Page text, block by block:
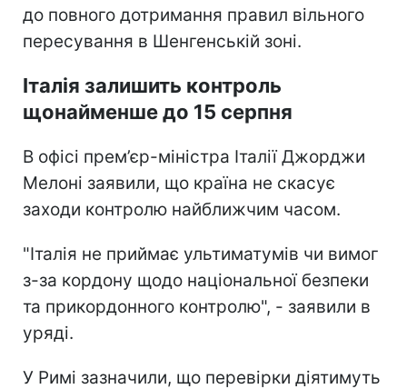
до повного дотримання правил вільного
пересування в Шенгенській зоні.
Італія залишить контроль
щонайменше до 15 серпня
В офісі прем’єр-міністра Італії Джорджи
Мелоні заявили, що країна не скасує
заходи контролю найближчим часом.
"Італія не приймає ультиматумів чи вимог
з-за кордону щодо національної безпеки
та прикордонного контролю", - заявили в
уряді.
У Римі зазначили, що перевірки діятимуть